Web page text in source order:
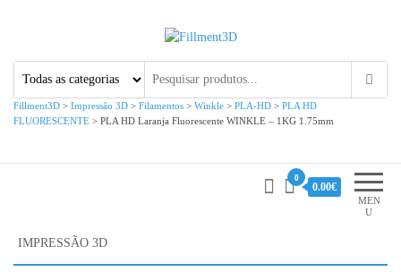
Fillment3D
Fillment3D > Impressão 3D > Filamentos > Winkle > PLA-HD > PLA HD
FLUORESCENTE > PLA HD Laranja Fluorescente WINKLE – 1KG 1.75mm
MEN
U
0
0.00€
IMPRESSÃO 3D